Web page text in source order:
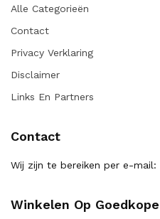
Alle Categorieën
Contact
Privacy Verklaring
Disclaimer
Links En Partners
Contact
Wij zijn te bereiken per e-mail:
Winkelen Op